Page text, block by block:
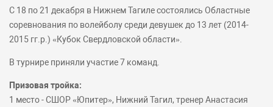
С 18 по 21 декабря в Нижнем Тагиле состоялись Областные
соревнования по волейболу среди девушек до 13 лет (2014-
2015 гг.р.) «Кубок Свердловской области».
В турнире приняли участие 7 команд.
Призовая тройка:
1 место - СШОР «Юпитер», Нижний Тагил, тренер Анастасия